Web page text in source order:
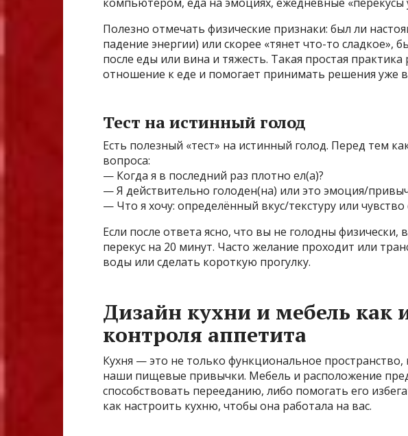
Полезно отмечать физические признаки: был ли
падение энергии) или скорее «тянет что-то сладкое»,
после еды или вина и тяжесть. Такая простая
отношение к еде и помогает принимать решения уже
Тест на истинный голод
Есть полезный «тест» на истинный голод. Перед тем
вопроса:
— Когда я в последний раз плотно ел(а)?
— Я действительно голоден(на) или это эмоция/
— Что я хочу: определённый вкус/текстуру или чувство
Если после ответа ясно, что вы не голодны физически,
перекус на 20 минут. Часто желание проходит или
воды или сделать короткую прогулку.
Дизайн кухни и мебель как
контроля аппетита
Кухня — это не только функциональное
наши пищевые привычки. Мебель и расположение
способствовать перееданию, либо помогать его
как настроить кухню, чтобы она работала на вас.